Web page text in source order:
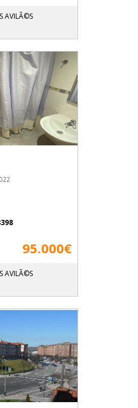
AVILÃ©S
95.000€
AVILÃ©S